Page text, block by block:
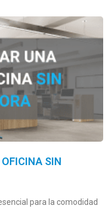
SIN
para la comodidad